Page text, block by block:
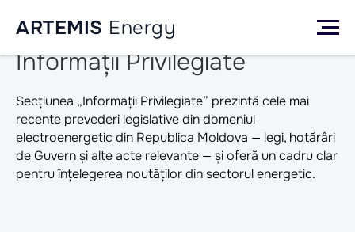
ARTEMIS Energy
Informații Privilegiate
Secțiunea „Informații Privilegiate” prezintă cele mai
recente prevederi legislative din domeniul
electroenergetic din Republica Moldova — legi, hotărâri
de Guvern și alte acte relevante — și oferă un cadru clar
pentru înțelegerea noutăților din sectorul energetic.